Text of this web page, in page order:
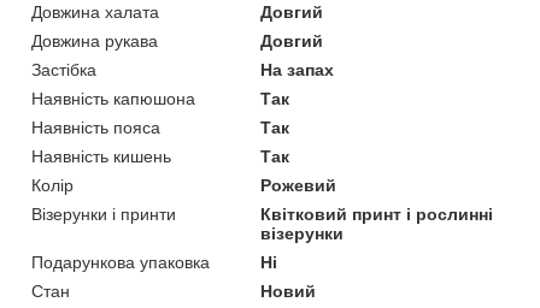
Довжина халата
Довгий
Довжина рукава
Довгий
Застібка
На запах
Наявність капюшона
Так
Наявність пояса
Так
Наявність кишень
Так
Колір
Рожевий
Візерунки і принти
Квітковий принт і рослинні
візерунки
Подарункова упаковка
Ні
Стан
Новий